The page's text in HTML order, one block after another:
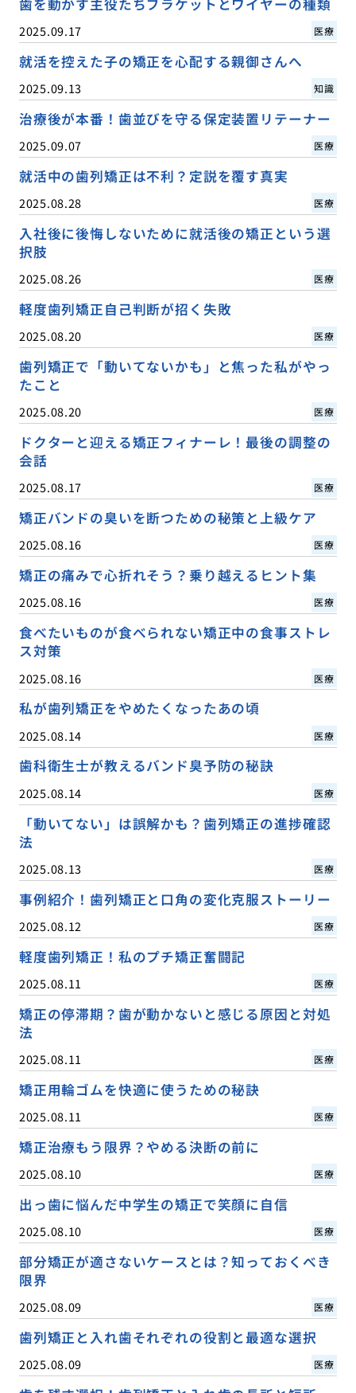
2025.09.17 医療
就活を控えた子の矯正を心配する親御さんへ
2025.09.13 知識
治療後が本番！歯並びを守る保定装置リテーナー
2025.09.07 医療
就活中の歯列矯正は不利？定説を覆す真実
2025.08.28 医療
入社後に後悔しないために就活後の矯正という選
択肢
2025.08.26 医療
軽度歯列矯正自己判断が招く失敗
2025.08.20 医療
歯列矯正で「動いてないかも」と焦った私がやっ
たこと
2025.08.20 医療
ドクターと迎える矯正フィナーレ！最後の調整の
会話
2025.08.17 医療
矯正バンドの臭いを断つための秘策と上級ケア
2025.08.16 医療
矯正の痛みで心折れそう？乗り越えるヒント集
2025.08.16 医療
食べたいものが食べられない矯正中の食事ストレ
ス対策
2025.08.16 医療
私が歯列矯正をやめたくなったあの頃
2025.08.14 医療
歯科衛生士が教えるバンド臭予防の秘訣
2025.08.14 医療
「動いてない」は誤解かも？歯列矯正の進捗確認
法
2025.08.13 医療
事例紹介！歯列矯正と口角の変化克服ストーリー
2025.08.12 医療
軽度歯列矯正！私のプチ矯正奮闘記
2025.08.11 医療
矯正の停滞期？歯が動かないと感じる原因と対処
法
2025.08.11 医療
矯正用輪ゴムを快適に使うための秘訣
2025.08.11 医療
矯正治療もう限界？やめる決断の前に
2025.08.10 医療
出っ歯に悩んだ中学生の矯正で笑顔に自信
2025.08.10 医療
部分矯正が適さないケースとは？知っておくべき
限界
2025.08.09 医療
歯列矯正と入れ歯それぞれの役割と最適な選択
2025.08.09 医療